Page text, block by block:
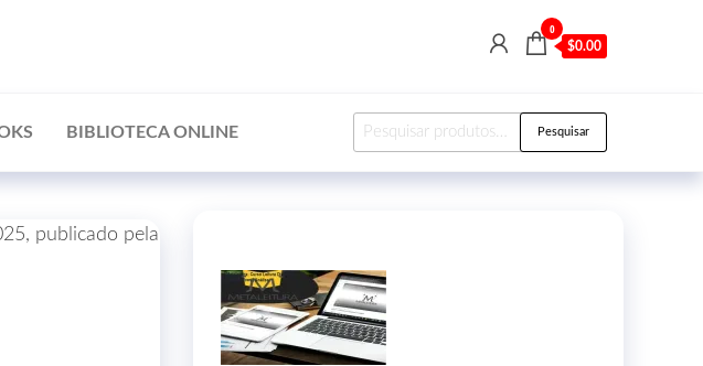
0
$0.00
BIBLIOTECA ONLINE Pesquisar